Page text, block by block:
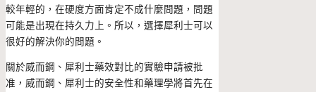
較年輕的，在硬度方面肯定不成什麼問題，問題
可能是出現在持久力上。所以，選擇犀利士可以
很好的解決你的問題。
關於威而鋼、犀利士藥效對比的實驗申請被批
准，威而鋼、犀利士的安全性和藥理學將首先在